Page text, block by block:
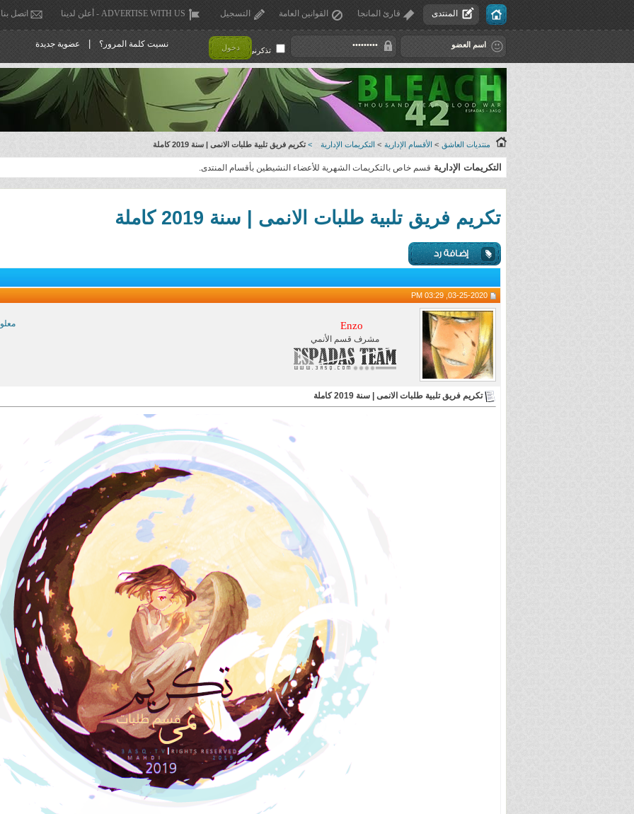
المنتدى قارئ المانجا القوانين العامة التسجيل ADVERTISE WITH US - أعلن لدينا اتصل بنا
تذكرني ! دخول نسيت كلمة المرور؟ عضوية جديدة
منتديات العاشق > الأقسام الإدارية > التكريمات الإدارية > تكريم فريق تلبية طلبات الانمى | سنة 2019 كاملة
التكريمات الإدارية قسم خاص بالتكريمات الشهرية للأعضاء النشيطين بأقسام المنتدى.
تكريم فريق تلبية طلبات الانمى | سنة 2019 كاملة
Enzo
مشرف قسم الأنمي
تكريم فريق تلبية طلبات الانمى | سنة 2019 كاملة